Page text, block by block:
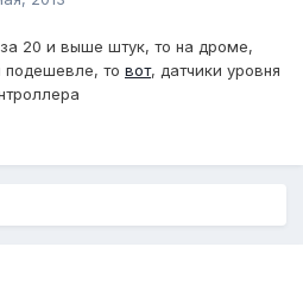
20 и выше штук, то на дроме,
подешевле, то вот, датчики уровня